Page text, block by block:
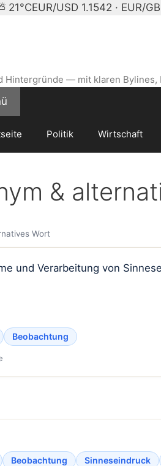
21°CEUR/USD 1.1542 · EUR/
— mit klaren
Politik Wirtschaft
&
Wort
und Verarbeitung von
Beobachtung
Beobachtung Sinneseindruck